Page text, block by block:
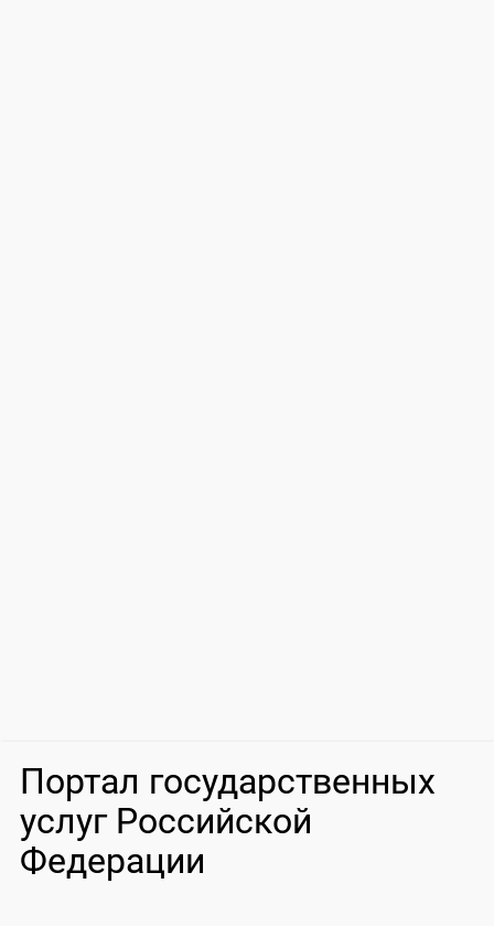
Портал государственных
услуг Российской
Федерации